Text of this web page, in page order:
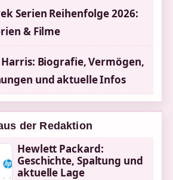
Serien Reihenfolge 2026:
& Filme
Harris: Biografie, Vermögen,
und aktuelle Infos
der Redaktion
Hewlett Packard:
Geschichte, Spaltung und
aktuelle Lage